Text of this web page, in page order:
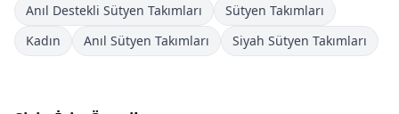
Anıl Destekli Sütyen Takımları
Sütyen Takımları
Kadın
Anıl Sütyen Takımları Siyah Sütyen Takımları